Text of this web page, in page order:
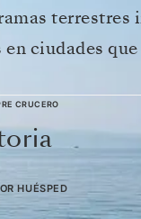
terrestres
en ciudades
CRUCERO
HUÉSPED